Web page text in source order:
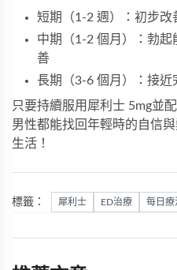
短期（1-2 週）：初步改
中期（1-2 個月）：勃
善
長期（3-6 個月）：接
只要持續服用犀利士 5mg並
男性都能找回年輕時的自信
生活！
標籤： 犀利士 ED治療 每日療